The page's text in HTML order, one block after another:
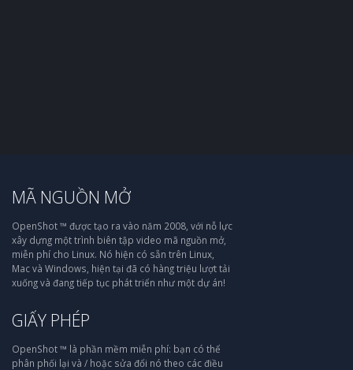
MÃ NGUỒN MỞ
OpenShot ™ được tạo ra vào năm 2008, với nỗ lực
xây dựng một trình biên tập video mã nguồn mở,
miễn phí cho Linux. Nó hiện có sẵn trên Linux,
Mac và Windows, hiện tại đã có hàng triệu lượt tải
xuống và đang tiếp tục phát triển như một dự án!
GIẤY PHÉP
OpenShot ™ là phần mềm miễn phí: bạn có thể
phân phối lại và / hoặc sửa đổi nó theo các điều